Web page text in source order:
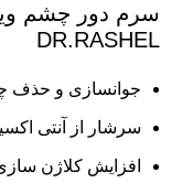
DR.RASHEL
جوانسازی و حذف
سرشار از آنتی
افزایش کلاژن